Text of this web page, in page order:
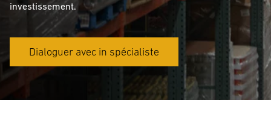
investissement.
Dialoguer avec in spécialiste